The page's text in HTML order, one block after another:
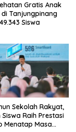
Gratis Anak
di Tanjungpinang
Siswa
Sekolah Rakyat,
Raih Prestasi
Menatap Masa